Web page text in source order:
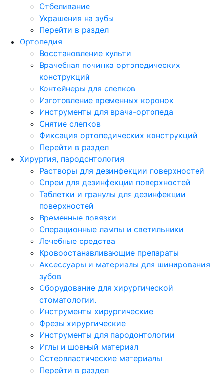
Отбеливание
Украшения на зубы
Перейти в раздел
Ортопедия
Восстановление культи
Врачебная починка ортопедических
конструкций
Контейнеры для слепков
Изготовление временных коронок
Инструменты для врача-ортопеда
Снятие слепков
Фиксация ортопедических конструкций
Перейти в раздел
Хирургия, пародонтология
Растворы для дезинфекции поверхностей
Спреи для дезинфекции поверхностей
Таблетки и гранулы для дезинфекции
поверхностей
Временные повязки
Операционные лампы и светильники
Лечебные средства
Кровоостанавливающие препараты
Аксессуары и материалы для шинирования
зубов
Оборудование для хирургической
стоматологии.
Инструменты хирургические
Фрезы хирургические
Инструменты для пародонтологии
Иглы и шовный материал
Остеопластические материалы
Перейти в раздел